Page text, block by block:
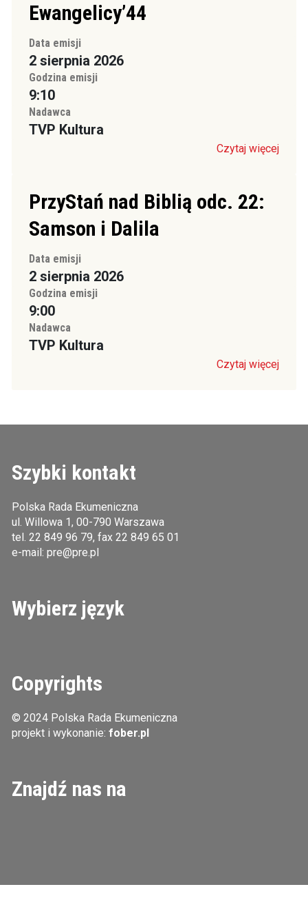
Ewangelicy’44
Data emisji
2 sierpnia 2026
Godzina emisji
9:10
Nadawca
TVP Kultura
Czytaj więcej
PrzyStań nad Biblią odc. 22:
Samson i Dalila
Data emisji
2 sierpnia 2026
Godzina emisji
9:00
Nadawca
TVP Kultura
Czytaj więcej
Szybki kontakt
Polska Rada Ekumeniczna
ul. Willowa 1, 00-790 Warszawa
tel. 22 849 96 79, fax 22 849 65 01
e-mail: pre@pre.pl
Wybierz język
Copyrights
© 2024 Polska Rada Ekumeniczna
projekt i wykonanie: fober.pl
Znajdź nas na